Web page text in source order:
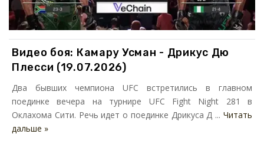
Видео боя: Камару Усман - Дрикус Дю
Плесси (19.07.2026)
Два бывших чемпиона UFC встретились в главном
поединке вечера на турнире UFC Fight Night 281 в
Оклахома Сити. Речь идет о поединке Дрикуса Д ... Читать
дальше »